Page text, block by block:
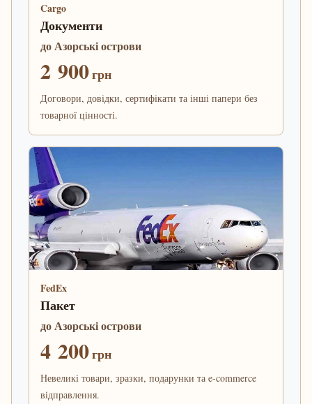
Cargo
Документи
до Азорські острови
2 900грн
Договори, довідки, сертифікати та інші папери без
товарної цінності.
FedEx
Пакет
до Азорські острови
4 200грн
Невеликі товари, зразки, подарунки та e-commerce
відправлення.